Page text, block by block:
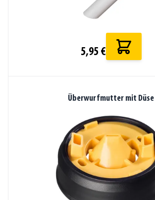
5,95 €
Überwurfmutter mit Düse